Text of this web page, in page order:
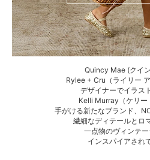
Quincy Mae (クイ
Rylee + Cru（ライリー
デザイナーでイラス
Kelli Murray（ケリー
手がける新たなブランド、
繊細なディテールとロ
一点物のヴィンテ
インスパイアされ